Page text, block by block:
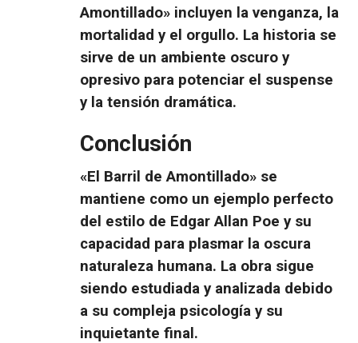
Amontillado» incluyen la venganza, la
mortalidad y el orgullo. La historia se
sirve de un ambiente oscuro y
opresivo para potenciar el suspense
y la tensión dramática.
Conclusión
«El Barril de Amontillado» se
mantiene como un ejemplo perfecto
del estilo de Edgar Allan Poe y su
capacidad para plasmar la oscura
naturaleza humana. La obra sigue
siendo estudiada y analizada debido
a su compleja psicología y su
inquietante final.